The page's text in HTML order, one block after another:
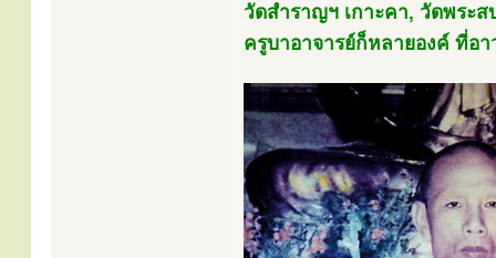
วัดสำราญฯ เกาะคา, วัดพระ
ครูบาอาจารย์ก็หลายองค์ ที่อ